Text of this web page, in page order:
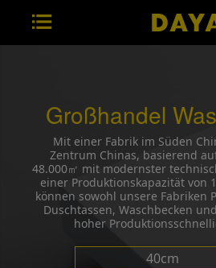
Großhandel
Mit einer Fabrik im Süden
Zentrum Chinas, basierend
48.000㎡ mit modernster
einer Produktionskapazität von
können sowohl unsere Fabriken
Duschtassen, Waschbecken
hoher
40cm